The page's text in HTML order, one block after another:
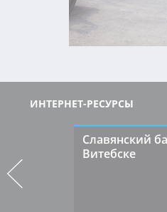
ИНТЕРНЕТ-РЕСУРСЫ
Славянский
Витебске